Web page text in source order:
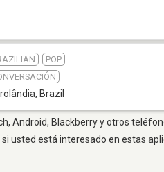
POP
, Brazil
Android, Blackberry y otros
usted está interesado en estas